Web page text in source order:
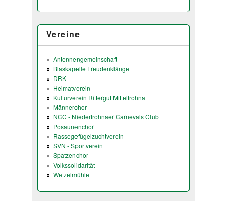
Vereine
Antennengemeinschaft
Blaskapelle Freudenklänge
DRK
Heimatverein
Kulturverein Rittergut Mittelfrohna
Männerchor
NCC - Niederfrohnaer Carnevals Club
Posaunenchor
Rassegefügelzuchtverein
SVN - Sportverein
Spatzenchor
Volkssolidarität
Wetzelmühle